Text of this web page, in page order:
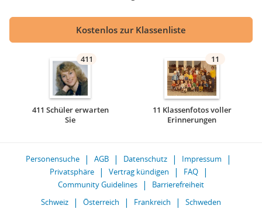
Kostenlos zur Klassenliste
411
411 Schüler erwarten
Sie
11
11 Klassenfotos voller
Erinnerungen
Personensuche AGB Datenschutz
Impressum
Privatsphäre
Vertrag kündigen
FAQ
Community Guidelines
Barrierefreiheit
Schweiz
Österreich Frankreich Schweden